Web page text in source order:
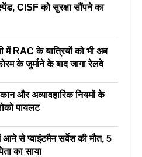
CISF को सुरक्षा सौंपने का
में RAC के यात्रियों को भी अब
के जुर्माने के बाद जागा रेलवे
और अव्यावहारिक नियमों के
पायलट
आने से प्वाइंटमैन सर्वेश की मौत, 5
का साया